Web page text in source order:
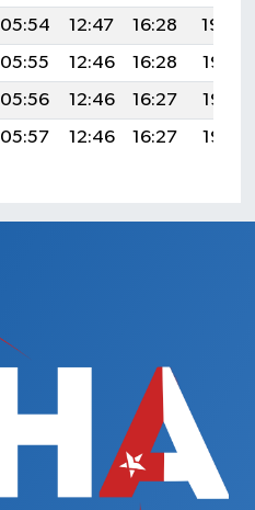
05:54 12:47 16:28
19:29
05:55 12:46 16:28
19:27
05:56 12:46 16:27
19:26
05:57 12:46 16:27 19:25